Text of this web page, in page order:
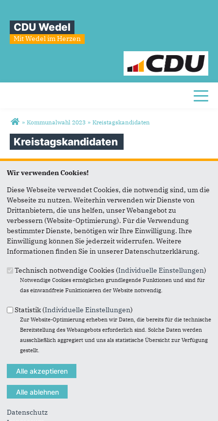
CDU Wedel
Mit Wedel im Herzen
Sie sind hier
» Kommunalwahl 2023 » Kreistagskandidaten
Kreistagskandidaten
▶ Die Kandidaten der CDU Wedel für die Wahl
(Gewählt auf dem CDU-Kreisparteitag am 11.2.2023)
Die CDU-Kreiskandidaten
Kreiswahlkreis 12 - Wedel Nord: Oliver Kusber
(Wedeler Wahlkreise 1, 2, 3, 4, 12)
Kreiswahlkreis 13 - Wedel Schulau-West: Alexandra
Waßong
(Wedeler Wahlkreise 6, 8, 9, 11, 15)
Kreiswahlkreis 14 - Wedel Schulau-Ost: Lars Karoleski
Wir verwenden Cookies!
Diese Webseite verwendet Cookies, die notwendig sind, um die
Webseite zu nutzen. Weiterhin verwenden wir Dienste von
Drittanbietern, die uns helfen, unser Webangebot zu
verbessern (Website-Optimierung). Für die Verwendung
bestimmter Dienste, benötigen wir Ihre Einwilligung. Ihre
Einwilligung können Sie jederzeit widerrufen. Weitere
Informationen finden Sie in unserer Datenschutzerklärung.
Technisch notwendige Cookies (Individuelle Einstellungen)
Notwendige Cookies ermöglichen grundlegende Funktionen und sind für
das einwandfreie Funktionieren der Website notwendig.
Statistik (Individuelle Einstellungen)
Zur Website-Optimierung erheben wir Daten, die bereits für die technische
Bereitstellung des Webangebots erforderlich sind. Solche Daten werden
ausschließlich aggregiert und uns als statistische Übersicht zur Verfügung
gestellt.
Datenschutz